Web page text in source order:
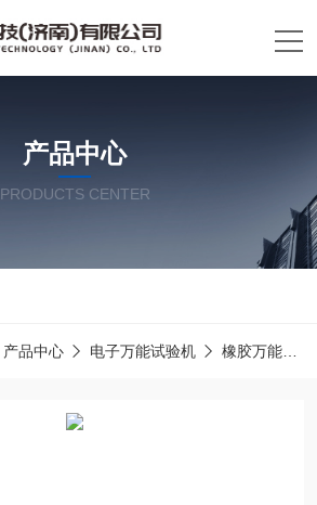
产品中心
PRODUCTS CENTER
产品中心 电子万能试验机 橡胶万能试验机